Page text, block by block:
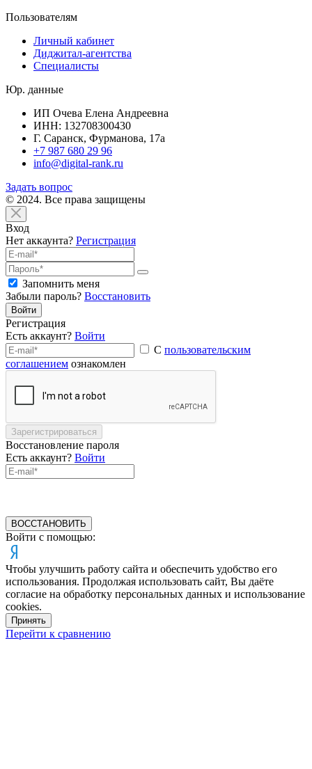
Пользователям
Личный кабинет
Диджитал-агентства
Специалисты
Юр. данные
ИП Очева Елена Андреевна
ИНН: 132708300430
Г. Саранск, Фурманова, 17а
+7 987 680 29 96
info@digital-rank.ru
Задать вопрос
© 2024. Все права защищены
Вход
Нет аккаунта? Регистрация
Запомнить меня
Забыли пароль? Восстановить
Войти
Регистрация
Есть аккаунт? Войти
С пользовательским
соглашением ознакомлен
Зарегистрироваться
Восстановление пароля
Есть аккаунт? Войти
ВОССТАНОВИТЬ
Войти с помощью:
Чтобы улучшить работу сайта и обеспечить удобство его
использования. Продолжая использовать сайт, Вы даёте
согласие на обработку персональных данных и использование
cookies.
Принять
Перейти к сравнению